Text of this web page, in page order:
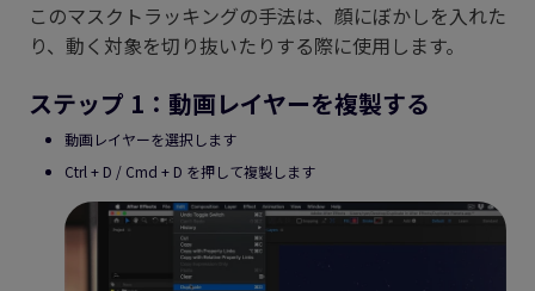
このマスクトラッキングの手法は、顔にぼかしを入れた
り、動く対象を切り抜いたりする際に使用します。
ステップ 1：動画レイヤーを複製する
動画レイヤーを選択します
Ctrl + D / Cmd + D を押して複製します